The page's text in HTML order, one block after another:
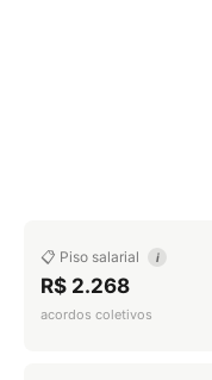
📋 Piso salarial i
R$ 2.268
acordos coletivos